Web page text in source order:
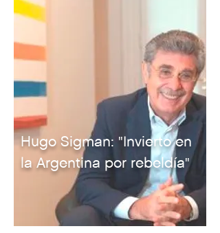
Hugo Sigman: "Invierto en
la Argentina por rebeldía"